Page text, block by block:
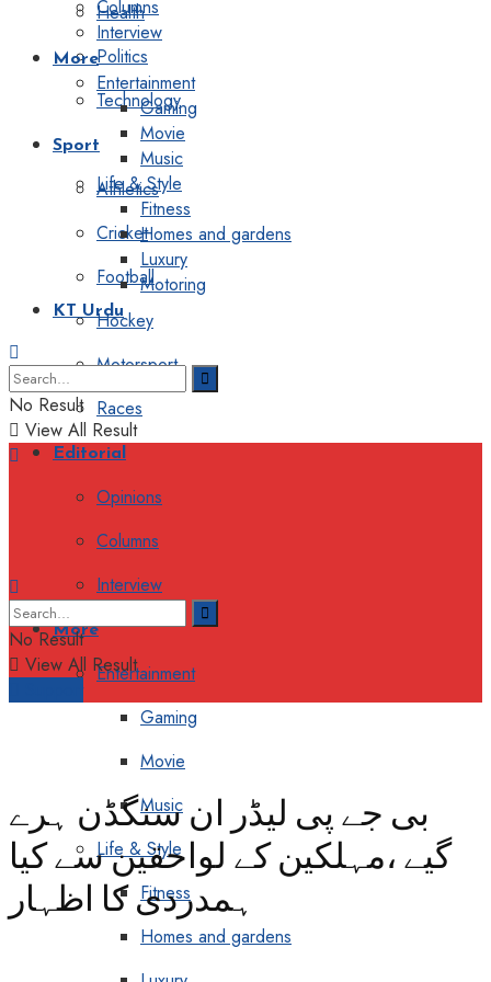
Health
Politics
Technology
Sport
Athletics
Cricket
Football
Hockey
Motorsport
Races
Editorial
Opinions
Columns
Interview
More
Entertainment
Gaming
Movie
Music
Life & Style
Fitness
Homes and gardens
Columns
Interview
More
Entertainment
Gaming
Movie
Music
Life & Style
Fitness
Homes and gardens
Luxury
Motoring
KT Urdu
No Result
View All Result
No Result
View All Result
بی جے پی لیڈر ان سنگڈن ہرے
گیے ،مہلکین کے لواحقین سے کیا
ہمدردی کا اظہار